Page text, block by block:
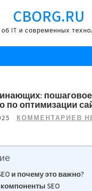
CBORG.RU
IT и современных
пошаговое
по оптимизации
КОММЕНТАРИЕВ
и почему это важно?
SEO